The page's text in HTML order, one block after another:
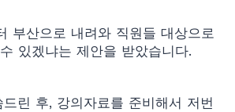
부산으로 내려와 직원들 대상으로
있겠냐는 제안을 받았습니다.
린 후, 강의자료를 준비해서 저번